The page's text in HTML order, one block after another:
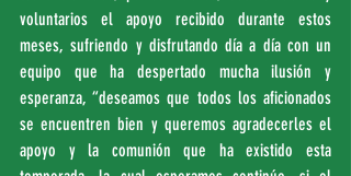
voluntarios el apoyo recibido durante estos
meses, sufriendo y disfrutando día a día con un
equipo que ha despertado mucha ilusión y
esperanza, “deseamos que todos los aficionados
se encuentren bien y queremos agradecerles el
apoyo y la comunión que ha existido esta